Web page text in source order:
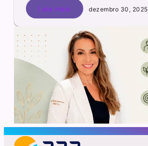
Leia mais dezembro 30, 2025